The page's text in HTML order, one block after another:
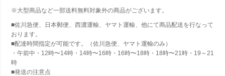
※大型商品など一部送料無料対象外の商品がございます。
■佐川急便、日本郵便、西濃運輸、ヤマト運輸、他にて商品配送を行なって
おります。
■配達時間指定が可能です。（佐川急便、ヤマト運輸のみ）
・午前中・12時〜14時・14時〜16時・16時〜18時・18時〜21時・19～21
時
■発送の注意点